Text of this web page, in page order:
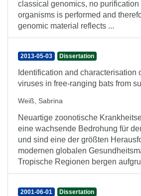
classical genomics, no purification
organisms is performed and
genomic material reflects ...
2013-05-03 Dissertation
Identification and characterisation
viruses in free-ranging bats from
Weiß, Sabrina
Neuartige zoonotische
eine wachsende Bedrohung für
und sind eine der größten
modernen globalen
Tropische Regionen bergen
2001-06-01 Dissertation